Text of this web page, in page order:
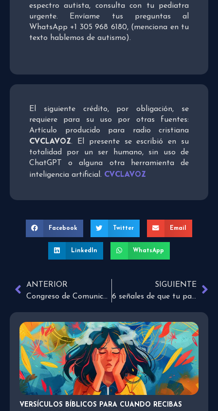
espectro autista, consulta con tu pediatra
urgente. Envíame tus preguntas al
WhatsApp +1 305 968 6180, (menciona en tu
texto hablemos de autismo).
El siguiente crédito, por obligación, se
requiere para su uso por otras fuentes:
Artículo producido para radio cristiana
CVCLAVOZ. El presente se escribió en su
totalidad por un ser humano, sin uso de
ChatGPT o alguna otra herramienta de
inteligencia artificial. CVCLAVOZ
Facebook Twitter Email
LinkedIn WhatsApp
ANTERIOR
Congreso de Comunicadores CREATIVE
SIGUIENTE
6 señales de que tu pareja es manipuladora
VERSÍCULOS BÍBLICOS PARA CUANDO RECIBAS